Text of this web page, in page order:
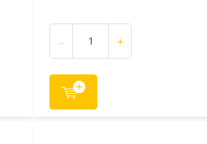
- +